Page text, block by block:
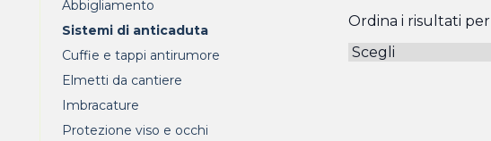
Abbigliamento
Sistemi di anticaduta
Cuffie e tappi antirumore
Elmetti da cantiere
Imbracature
Protezione viso e occhi
Ordina i risultati per